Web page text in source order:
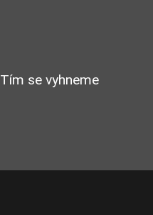
se vyhneme